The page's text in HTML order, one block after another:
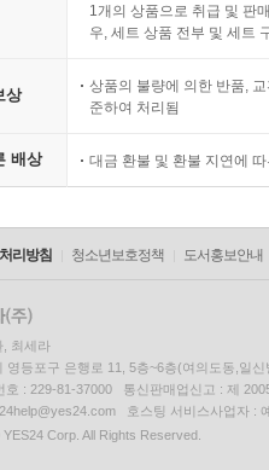
1개의 상품으로 취급 및 판
우, 세트 상품 전부 및 세트
상
상품의 불량에 의한 반품,
준하여 처리됨
배상 대금 환불 및 환불 지연에
리방침 청소년보호정책 도서홍보안내
, 최세라
영등포구 은행로 11, 5층~6층(여의도동,일신
호 : 229-81-37000 통신판매업신고 : 제
호스팅 서비스사업자 :
Corp. All Rights Reserved.